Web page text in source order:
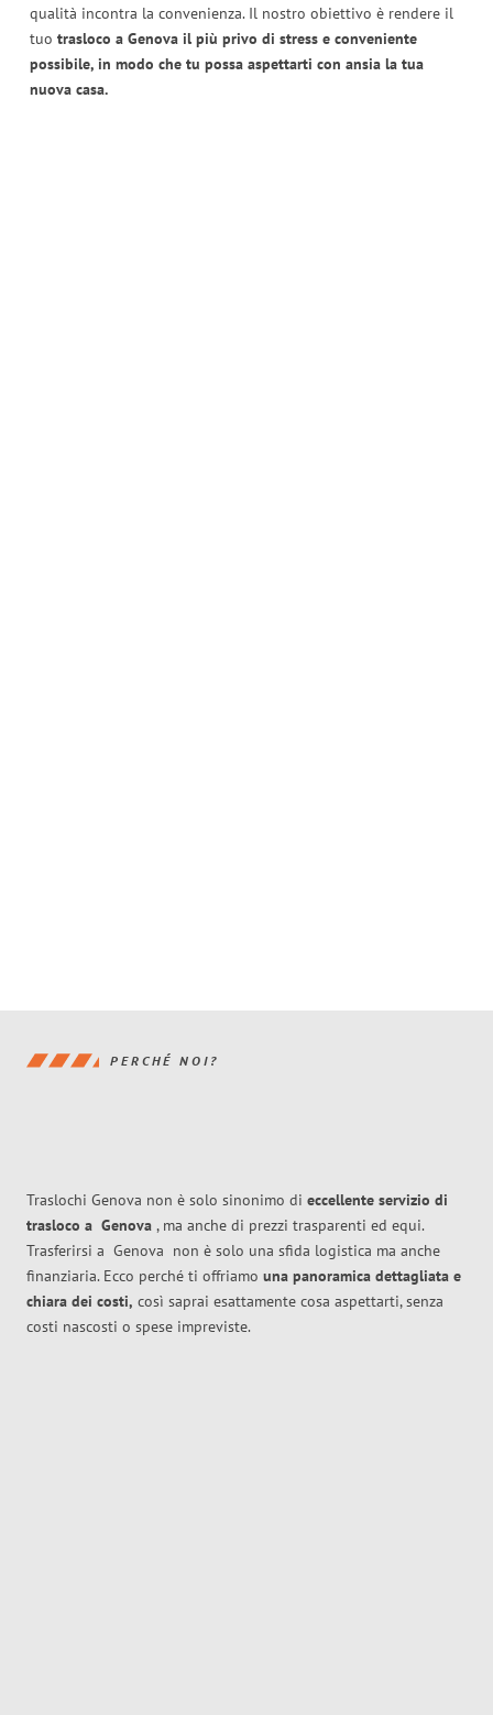
qualità incontra la convenienza. Il nostro obiettivo è rendere il
tuo trasloco a Genova il più privo di stress e conveniente
possibile, in modo che tu possa aspettarti con ansia la tua
nuova casa.
PERCHÉ NOI?
Traslochi Genova non è solo sinonimo di eccellente servizio di
trasloco a Genova , ma anche di prezzi trasparenti ed equi.
Trasferirsi a Genova non è solo una sfida logistica ma anche
finanziaria. Ecco perché ti offriamo una panoramica dettagliata e
chiara dei costi, così saprai esattamente cosa aspettarti, senza
costi nascosti o spese impreviste.